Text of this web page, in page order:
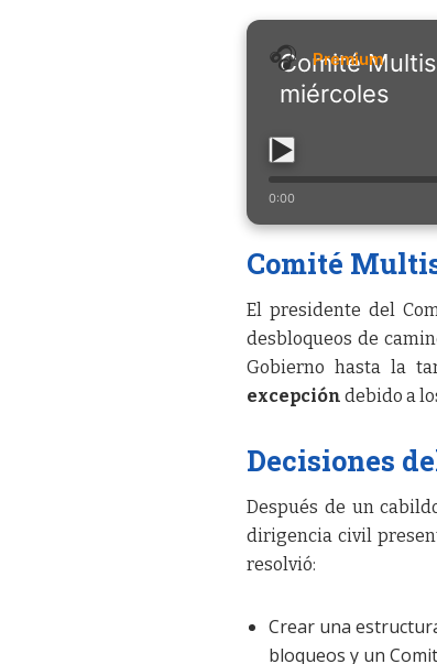
Comité
miércoles
0:00
Comité
El presidente del
desbloqueos de
Gobierno hasta la
excepción debido a
Decisiones
Después de un
dirigencia civil
resolvió:
Crear una
bloqueos y un